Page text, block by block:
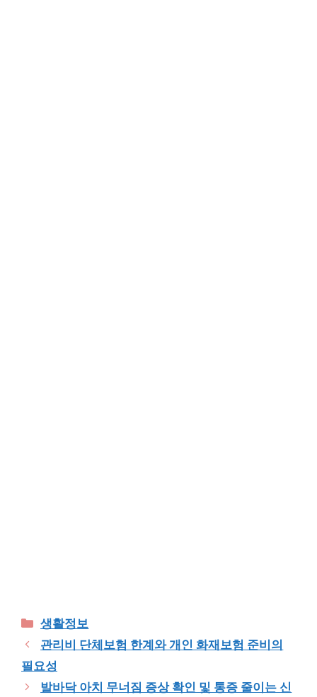
Categories
생활정보
관리비 단체보험 한계와 개인 화재보험 준비의
필요성
발바닥 아치 무너짐 증상 확인 및 통증 줄이는 신